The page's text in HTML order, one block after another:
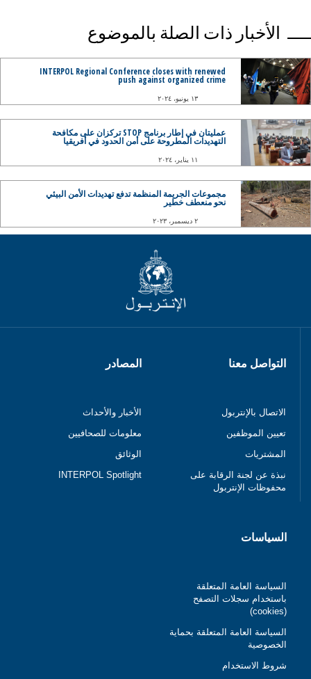
الأخبار ذات الصلة بالموضوع
INTERPOL Regional Conference closes with renewed
push against organized crime
١٣ يونيو، ٢٠٢٤
عمليتان في إطار برنامج STOP تركزان على مكافحة
التهديدات المطروحة على أمن الحدود في أفريقيا
١١ يناير، ٢٠٢٤
مجموعات الجريمة المنظمة تدفع تهديدات الأمن البيئي
نحو منعطف خطير
٢ ديسمبر، ٢٠٢٣
التواصل معنا
الاتصال بالإنتربول
تعيين الموظفين
المشتريات
نبذة عن لجنة الرقابة على
محفوظات الإنتربول
المصادر
الأخبار والأحداث
معلومات للصحافيين
الوثائق
INTERPOL Spotlight
السياسات
السياسة العامة المتعلقة
باستخدام سجلات التصفح
(cookies)
السياسة العامة المتعلقة بحماية
الخصوصية
شروط الاستخدام